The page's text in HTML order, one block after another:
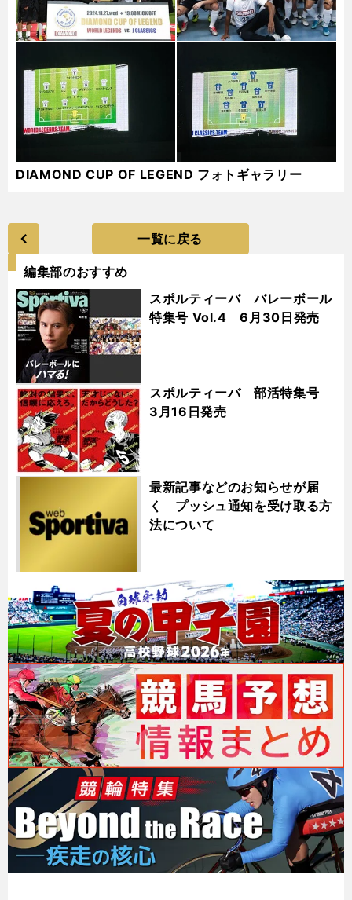
DIAMOND CUP OF LEGEND フォトギャラリー
一覧に戻る
編集部のおすすめ
スポルティーバ バレーボール
特集号 Vol.4 6月30日発売
スポルティーバ 部活特集号
3月16日発売
最新記事などのお知らせが届
く プッシュ通知を受け取る方
法について